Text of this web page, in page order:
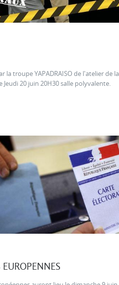
la troupe YAPADRAISO de l'atelier de la
Jeudi 20 juin 20H30 salle polyvalente.